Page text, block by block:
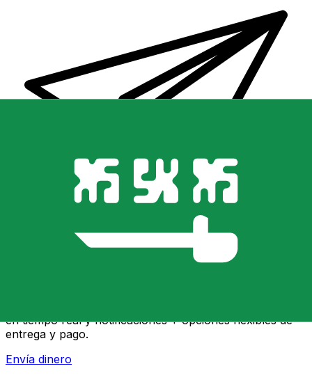
en tiempo real y notificaciones + opciones flexibles de
entrega y pago.
Envía dinero